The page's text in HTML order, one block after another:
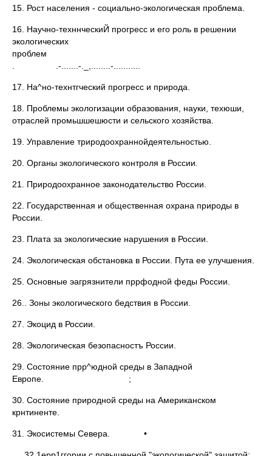
15. Рост населения - социально-экологическая проблема.
16. Научно-техннческиЙ прогресс и его роль в решении
экологических
проблем
. .-.......-._,........-...........
17. На^но-технтгческий прогресс и природа.
18. Проблемы экологизации образования, науки, техюши,
отраслей промьшшешюсти и сельского хозяйства.
19. Управление триродоохраннойдеятельностью.
20. Органы экологического контроля в России.
21. Природоохранное законодательство России.
22. Государственная и общественная охрана природы в
России.
23. Плата за экологические нарушения в России.
24. Экологическая обстановка в России. Пута ее улучшения.
25. Основные эагрязнители пррфодной феды России.
26.. Зоны экологического бедствия в России.
27. Экоцид в России.
28. Экологическая безопасностъ России.
29. Состояние прр^юдной среды в Западной
Европе. ;
30. Состояние природной среды на Американском
крнтиненте.
31. Экосистемы Севера. •